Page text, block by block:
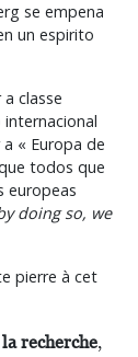
se empena
un espirito
classe
« Europa de
todos que
europeas
doing so, we
pierre à cet
recherche,